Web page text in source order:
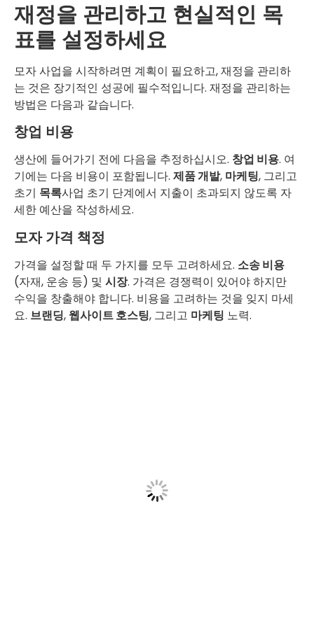
재정을 관리하고 현실적인 목
표를 설정하세요
모자 사업을 시작하려면 계획이 필요하고, 재정을 관리하
는 것은 장기적인 성공에 필수적입니다. 재정을 관리하는
방법은 다음과 같습니다.
창업 비용
생산에 들어가기 전에 다음을 추정하십시오. 창업 비용. 여
기에는 다음 비용이 포함됩니다. 제품 개발, 마케팅, 그리고
초기 목록사업 초기 단계에서 지출이 초과되지 않도록 자
세한 예산을 작성하세요.
모자 가격 책정
가격을 설정할 때 두 가지를 모두 고려하세요. 소송 비용
(자재, 운송 등) 및 시장. 가격은 경쟁력이 있어야 하지만
수익을 창출해야 합니다. 비용을 고려하는 것을 잊지 마세
요. 브랜딩, 웹사이트 호스팅, 그리고 마케팅 노력.